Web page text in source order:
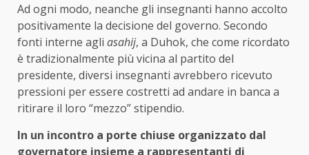
Ad ogni modo, neanche gli insegnanti hanno accolto
positivamente la decisione del governo. Secondo
fonti interne agli asahij, a Duhok, che come ricordato
è tradizionalmente più vicina al partito del
presidente, diversi insegnanti avrebbero ricevuto
pressioni per essere costretti ad andare in banca a
ritirare il loro “mezzo” stipendio.
In un incontro a porte chiuse organizzato dal
governatore insieme a rappresentanti di